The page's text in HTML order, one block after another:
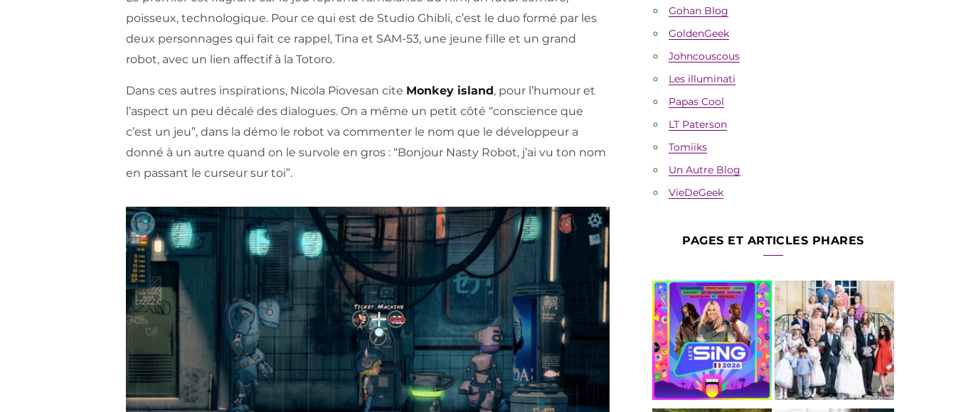
poisseux, technologique. Pour ce qui est de Studio Ghibli, c’est le duo formé par les
deux personnages qui fait ce rappel, Tina et SAM-53, une jeune fille et un grand
robot, avec un lien affectif à la Totoro.
Dans ces autres inspirations, Nicola Piovesan cite Monkey island, pour l’humour et
l’aspect un peu décalé des dialogues. On a même un petit côté “conscience que
c’est un jeu”, dans la démo le robot va commenter le nom que le développeur a
donné à un autre quand on le survole en gros : “Bonjour Nasty Robot, j’ai vu ton nom
en passant le curseur sur toi”.
Gohan Blog
GoldenGeek
Johncouscous
Les illuminati
Papas Cool
LT Paterson
Tomiiks
Un Autre Blog
VieDeGeek
PAGES ET ARTICLES PHARES